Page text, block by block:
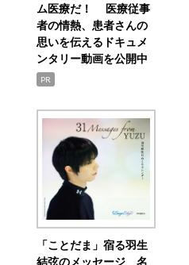
ム医療だ！ 医療従事
者の情熱、患者さんの
思いを伝えるドキュメ
ンタリー動画を公開中
PR
「ことだま」宿る羽生
結弦のメッセージ 名